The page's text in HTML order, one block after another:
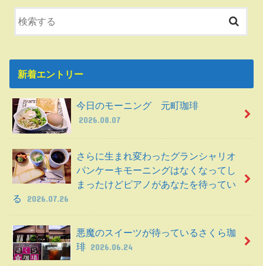
新着エントリー
今日のモーニング 元町珈琲
2026.08.07
さらに生まれ変わったグランシャリオ
パンケーキモーニングはなくなってし
まったけどピアノがあなたを待ってい
る
2026.07.26
悪魔のスイーツが待っているさくら珈
琲 2026.06.24